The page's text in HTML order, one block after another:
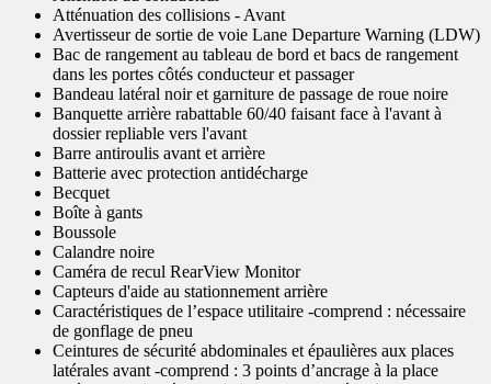
Atténuation des collisions - Avant
Avertisseur de sortie de voie Lane Departure Warning (LDW)
Bac de rangement au tableau de bord et bacs de rangement
dans les portes côtés conducteur et passager
Bandeau latéral noir et garniture de passage de roue noire
Banquette arrière rabattable 60/40 faisant face à l'avant à
dossier repliable vers l'avant
Barre antiroulis avant et arrière
Batterie avec protection antidécharge
Becquet
Boîte à gants
Boussole
Calandre noire
Caméra de recul RearView Monitor
Capteurs d'aide au stationnement arrière
Caractéristiques de l’espace utilitaire -comprend : nécessaire
de gonflage de pneu
Ceintures de sécurité abdominales et épaulières aux places
latérales avant -comprend : 3 points d’ancrage à la place